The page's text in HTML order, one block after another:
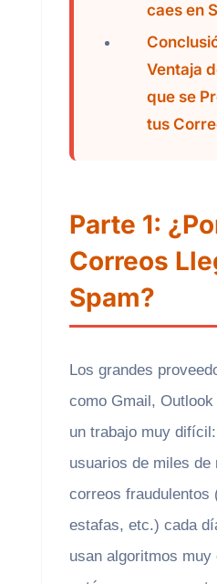
caes en
Ventaja
que se
tus
Parte 1:
Correos
Spam?
Los grandes
como Gmail,
un trabajo muy
usuarios de miles de
correos fraudulentos
estafas, etc.) cada
usan algoritmos